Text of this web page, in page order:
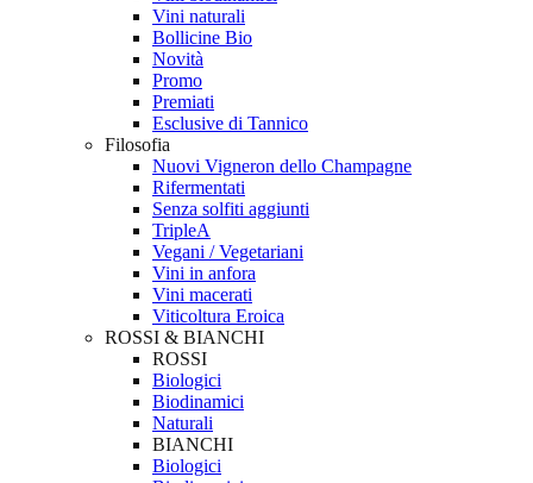
Vini naturali
Bollicine Bio
Novità
Promo
Premiati
Esclusive di Tannico
Filosofia
Nuovi Vigneron dello Champagne
Rifermentati
Senza solfiti aggiunti
TripleA
Vegani / Vegetariani
Vini in anfora
Vini macerati
Viticoltura Eroica
ROSSI & BIANCHI
ROSSI
Biologici
Biodinamici
Naturali
BIANCHI
Biologici